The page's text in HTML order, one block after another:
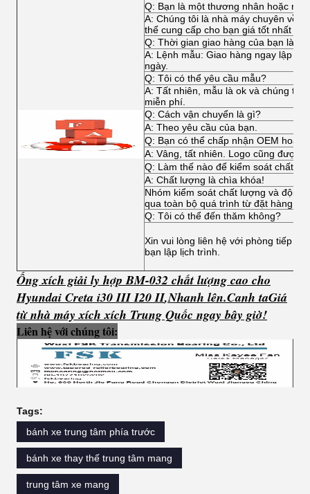
Q: Bạn là một thương nhân hoặc
A: Chúng tôi là nhà máy chuyên về
thể cung cấp cho bạn giá tốt nhất và
Q: Thời gian giao hàng của bạn là
A: Lệnh mẫu: Giao hàng ngay lập
ngày.
Q: Tôi có thể yêu cầu mẫu?
A: Tất nhiên, mẫu là ok và chúng tôi
miễn phí.
Q: Cách vận chuyển là gì?
A: Theo yêu cầu của bạn.
Q: Bạn có thể chấp nhận OEM hoặc
A: Vâng, tất nhiên. Logo cũng được
Q: Làm thế nào để kiểm soát chất
A: Chất lượng là chìa khóa!
Nhóm kiểm soát chất lượng và đội
qua toàn bộ quá trình từ đặt hàng
Q: Tôi có thể đến thăm không?
Xin vui lòng liên hệ với phòng tiếp
bạn lập lịch trình.
Ống xích giải ly hợp BM-032 chất lượng cao cho
Hyundai Creta i30 III I20 II,Nhanh lên.Canh taGiá
từ nhà máy xích xích Trung Quốc ngay bây giờ!
Liên hệ với chúng tôi:
Tags:
bánh xe trung tâm phía trước
bánh xe thay thế trung tâm mang
trung tâm xe mang